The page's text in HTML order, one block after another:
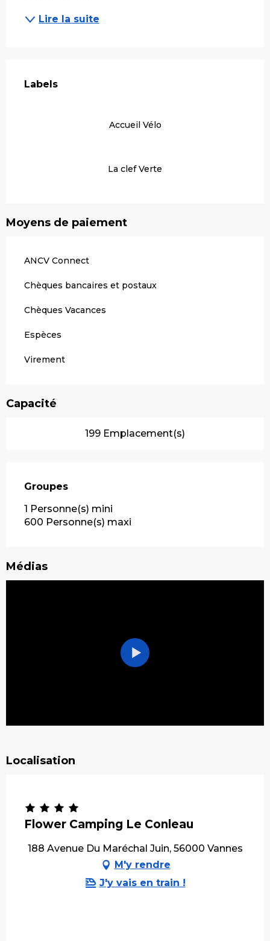
Lire la suite
Labels
Labels
Accueil Vélo
La clef Verte
Moyens de paiement
ANCV Connect
Chèques bancaires et postaux
Chèques Vacances
Espèces
Virement
Capacité
199 Emplacement(s)
Groupes
Groupes
1 Personne(s) mini
600 Personne(s) maxi
Médias
Localisation
Flower Camping Le Conleau
188 Avenue Du Maréchal Juin, 56000 Vannes
M'y rendre
J'y vais en train !